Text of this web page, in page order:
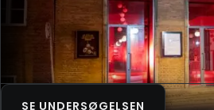
SE UNDERSØGELSEN